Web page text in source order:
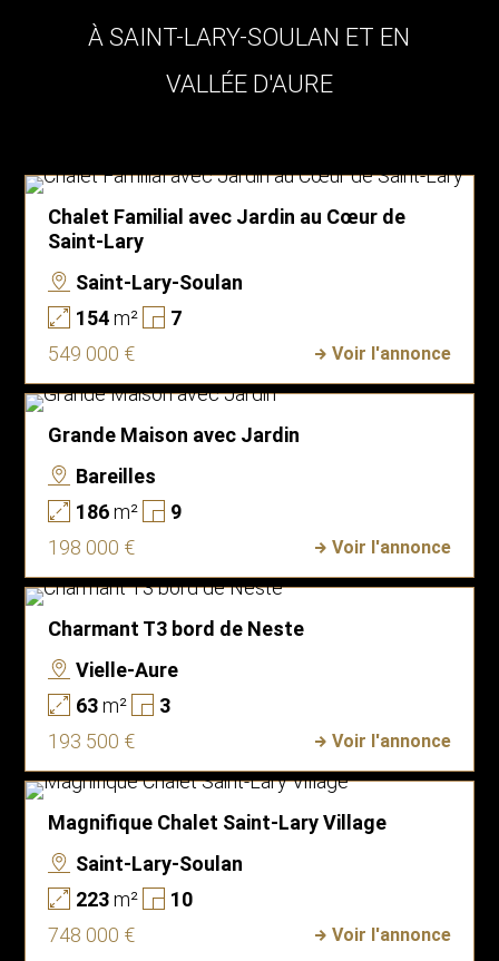
À SAINT-LARY-SOULAN ET EN
VALLÉE D'AURE
Chalet Familial avec Jardin au Cœur de
Saint-Lary
Saint-Lary-Soulan
154m²
7
549 000 €
Voir l'annonce
Grande Maison avec Jardin
Bareilles
186m²
9
198 000 €
Voir l'annonce
Charmant T3 bord de Neste
Vielle-Aure
63m²
3
193 500 €
Voir l'annonce
Magnifique Chalet Saint-Lary Village
Saint-Lary-Soulan
223m²
10
748 000 €
Voir l'annonce